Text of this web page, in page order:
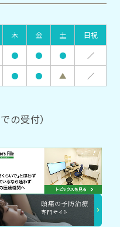
木 金 土
日祝
● ● ●
／
● ● ▲ ／
の受付）